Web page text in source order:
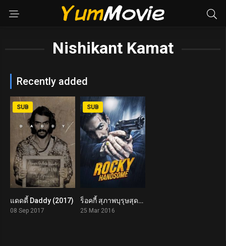
Nishikant Kamat
Recently added
6.4
SUB
แดดดี้ Daddy (2017)
08 Sep 2017
6.8
SUB
ร็อคกี้ สุภาพบุรุษสุดเดือด Rocky Handsome (2016)
25 Mar 2016